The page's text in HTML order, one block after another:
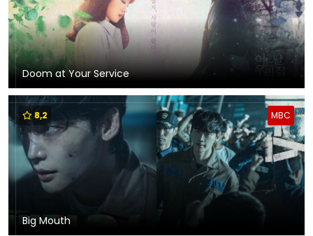
Doom at Your Service
MBC
8,2
Big Mouth